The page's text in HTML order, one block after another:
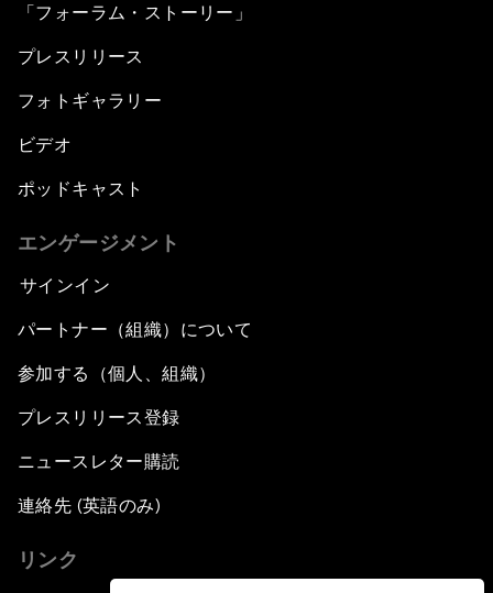
「フォーラム・ストーリー」
プレスリリース
フォトギャラリー
ビデオ
ポッドキャスト
エンゲージメント
サインイン
パートナー（組織）について
参加する（個人、組織）
プレスリリース登録
ニュースレター購読
連絡先 (英語のみ)
リンク